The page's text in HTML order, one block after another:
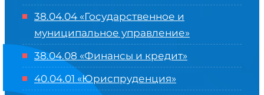
38.04.04 «Государственное и
муниципальное управление»
38.04.08 «Финансы и кредит»
40.04.01 «Юриспруденция»